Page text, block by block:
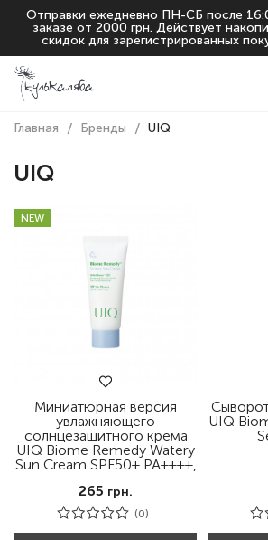
Отправки ежедневно ПН-СБ после
заказе от 2000 грн. Действует
скидок для зарегистрированных
Главная Бренды UIQ
UIQ
NEW
Миниатюрная версия
увлажняющего
солнцезащитного крема
UIQ Biome Remedy Watery
Sun Cream SPF50+ PA++++,
265 грн.
(0)
UIQ